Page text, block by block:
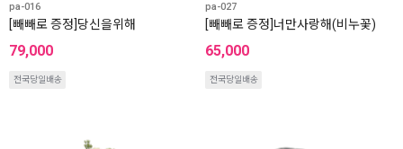
pa-016
[빼빼로 증정]당신을위해
79,000
전국당일배송
pa-027
[빼빼로 증정]너만사랑해(비누꽃)
65,000
전국당일배송